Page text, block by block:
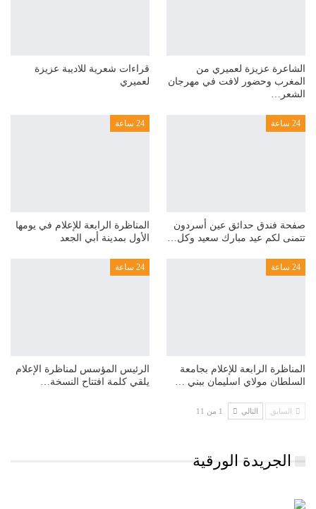
الشاعرة عزيزة لعميري من
المغرب وحضور لافت في مهرجان
الشعر…
قراءات شعرية للاديبة عزيزة
لعميري
24 ساعة
صفحة فندق حدائق عين أسردون
تتمنى لكم عيد مبارك سعيد وكل…
24 ساعة
المناظرة الرابعة للإعلام في يومها
الأول بمدينة أبي الجعد
24 ساعة
المناظرة الرابعة للإعلام بجامعة
السلطان مولاي اسليمان ببني …
24 ساعة
الرئيس المؤسس لمناظرة الإعلام
يلقي كلمة افتتاح النسخة…
السابق التالي 1 من 11
الجريدة الورقية